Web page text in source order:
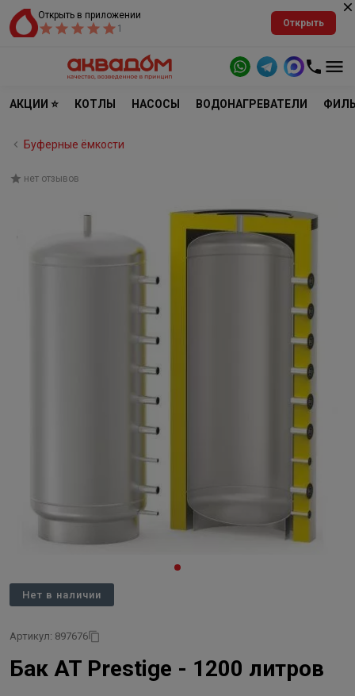
Открыть в приложении
1
Открыть
АКЦИИ ⭐ КОТЛЫ НАСОСЫ ВОДОНАГРЕВАТЕЛИ
Буферные ёмкости
нет отзывов
Нет в наличии
Артикул: 897676
Бак AT Prestige - 1200 литров